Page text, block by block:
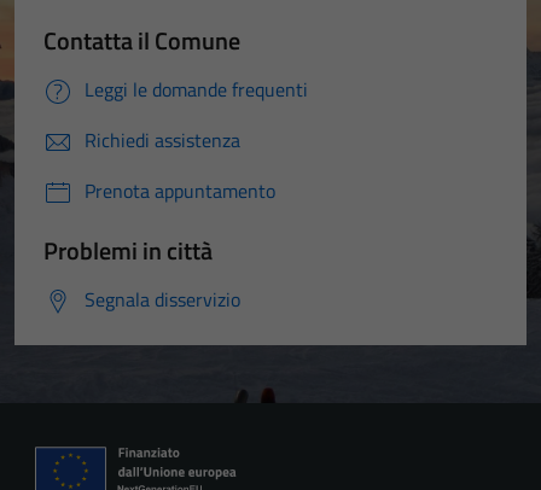
Contatta il Comune
Leggi le domande frequenti
Richiedi assistenza
Prenota appuntamento
Problemi in città
Segnala disservizio